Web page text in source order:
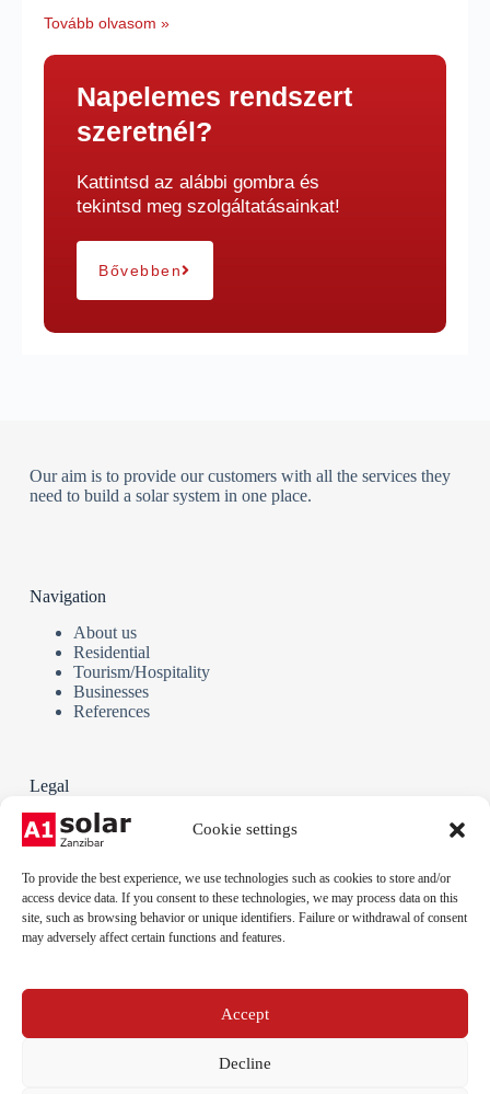
Cookie settings
To provide the best experience, we use technologies such as cookies to store and/or
access device data. If you consent to these technologies, we may process data on this
site, such as browsing behavior or unique identifiers. Failure or withdrawal of consent
may adversely affect certain functions and features.
Accept
Decline
Tovább olvasom »
Napelemes rendszert
szeretnél?
Kattintsd az alábbi gombra és
tekintsd meg szolgáltatásainkat!
Bővebben
Our aim is to provide our customers with all the services they
need to build a solar system in one place.
Navigation
About us
Residential
Tourism/Hospitality
Businesses
References
Legal
Terms and Conditions
Privacy policy
Legal notice
info@a1solar.co.tz
Address:
Jambiani, Kibigija, Unguja, Tanzania